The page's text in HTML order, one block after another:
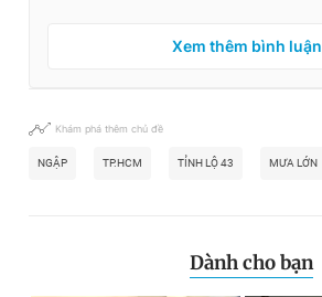
Xem thêm bình luận
Khám phá thêm chủ đề
NGẬP TP.HCM TỈNH LỘ 43 MƯA LỚN